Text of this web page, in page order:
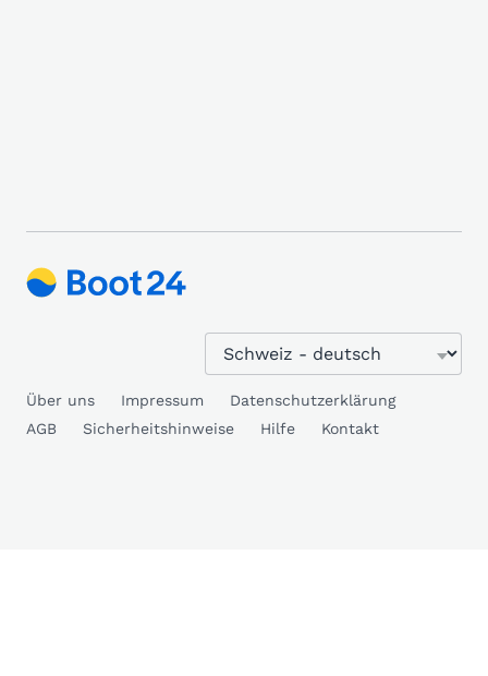
Über uns Impressum
Datenschutzerklärung
AGB
Sicherheitshinweise Hilfe Kontakt